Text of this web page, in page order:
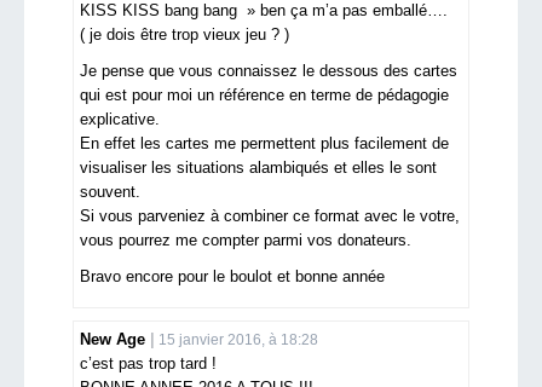
KISS KISS bang bang » ben ça m’a pas emballé….
( je dois être trop vieux jeu ? )
Je pense que vous connaissez le dessous des cartes
qui est pour moi un référence en terme de pédagogie
explicative.
En effet les cartes me permettent plus facilement de
visualiser les situations alambiqués et elles le sont
souvent.
Si vous parveniez à combiner ce format avec le votre,
vous pourrez me compter parmi vos donateurs.
Bravo encore pour le boulot et bonne année
New Age 15 janvier 2016, à 18:28
c’est pas trop tard !